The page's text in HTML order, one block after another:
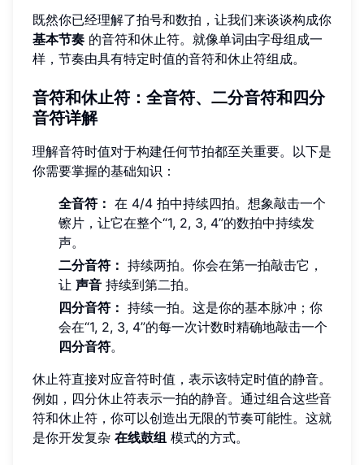
既然你已经理解了拍号和数拍，让我们来谈谈构成你
基本节奏 的音符和休止符。就像单词由字母组成一
样，节奏由具有特定时值的音符和休止符组成。
音符和休止符：全音符、二分音符和四分
音符详解
理解音符时值对于构建任何节拍都至关重要。以下是
你需要掌握的基础知识：
全音符： 在 4/4 拍中持续四拍。想象敲击一个
镲片，让它在整个“1, 2, 3, 4”的数拍中持续发
声。
二分音符： 持续两拍。你会在第一拍敲击它，
让 声音 持续到第二拍。
四分音符： 持续一拍。这是你的基本脉冲；你
会在“1, 2, 3, 4”的每一次计数时精确地敲击一个
四分音符。
休止符直接对应音符时值，表示该特定时值的静音。
例如，四分休止符表示一拍的静音。通过组合这些音
符和休止符，你可以创造出无限的节奏可能性。这就
是你开发复杂 在线鼓组 模式的方式。